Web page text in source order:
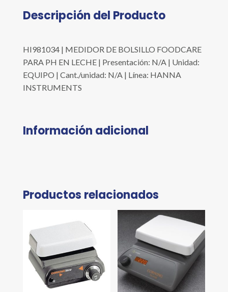
Descripción del Producto
HI981034 | MEDIDOR DE BOLSILLO FOODCARE
PARA PH EN LECHE | Presentación: N/A | Unidad:
EQUIPO | Cant./unidad: N/A | Línea: HANNA
INSTRUMENTS
Información adicional
Productos relacionados